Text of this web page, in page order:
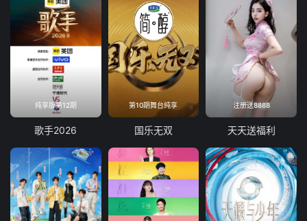
纯享版第12期
歌手2026
第10期舞台纯享
国乐无双
注册送8888
天天送福利